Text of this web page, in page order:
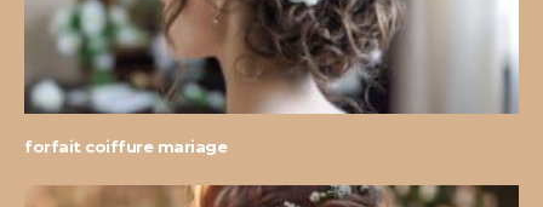
forfait coiffure mariage